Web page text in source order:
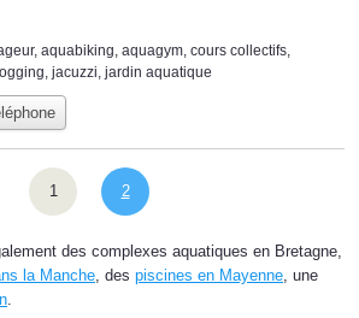
, aquabiking, aquagym, cours collectifs,
, jacuzzi, jardin aquatique
1 2
des complexes aquatiques en Bretagne,
la Manche , des piscines en Mayenne , une